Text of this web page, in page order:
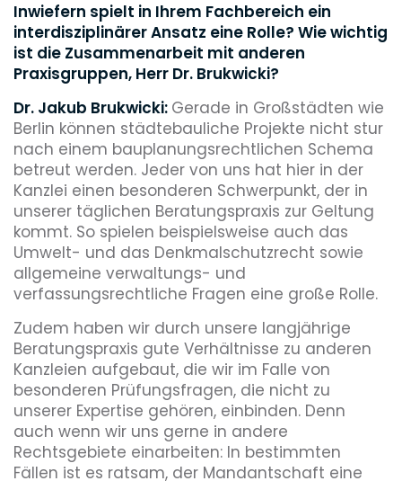
Inwiefern spielt in Ihrem Fachbereich ein
interdisziplinärer Ansatz eine Rolle? Wie wichtig
ist die Zusammenarbeit mit anderen
Praxisgruppen, Herr Dr. Brukwicki?
Dr. Jakub Brukwicki: Gerade in Großstädten wie
Berlin können städtebauliche Projekte nicht stur
nach einem bauplanungsrechtlichen Schema
betreut werden. Jeder von uns hat hier in der
Kanzlei einen besonderen Schwerpunkt, der in
unserer täglichen Beratungspraxis zur Geltung
kommt. So spielen beispielsweise auch das
Umwelt- und das Denkmalschutzrecht sowie
allgemeine verwaltungs- und
verfassungsrechtliche Fragen eine große Rolle.
Zudem haben wir durch unsere langjährige
Beratungspraxis gute Verhältnisse zu anderen
Kanzleien aufgebaut, die wir im Falle von
besonderen Prüfungsfragen, die nicht zu
unserer Expertise gehören, einbinden. Denn
auch wenn wir uns gerne in andere
Rechtsgebiete einarbeiten: In bestimmten
Fällen ist es ratsam, der Mandantschaft eine